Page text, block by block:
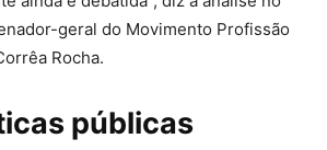
geral do Movimento Profissão
Rocha.
públicas